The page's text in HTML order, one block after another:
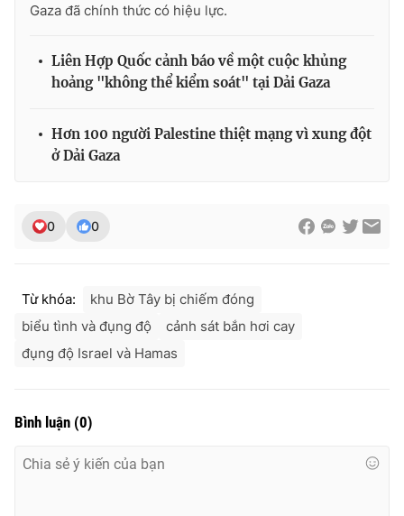
Gaza đã chính thức có hiệu lực.
Liên Hợp Quốc cảnh báo về một cuộc khủng
hoảng "không thể kiểm soát" tại Dải Gaza
Hơn 100 người Palestine thiệt mạng vì xung đột
ở Dải Gaza
0 0
Từ khóa:
khu Bờ Tây bị chiếm đóng
biểu tình và đụng độ
cảnh sát bắn hơi cay
đụng độ Israel và Hamas
Bình luận (0)